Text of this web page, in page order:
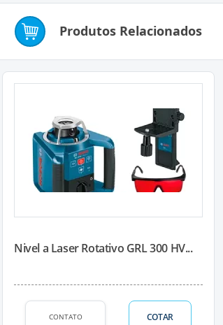
Produtos Relacionados
Nivel a Laser Rotativo GRL 300 HV...
CONTATO COTAR